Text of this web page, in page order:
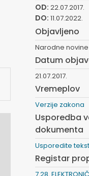
OD: 22.07.2017.
DO: 11.07.2022.
Objavljeno
Narodne novine
Datum
21.07.2017.
Vremeplov
Verzije zakona
Usporedba
dokumenta
Usporedite
Registar